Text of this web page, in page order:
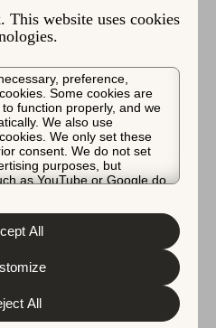
This website uses cookies
preference,
Some cookies are
function properly, and we
We also use
We only set these
consent. We do not set
purposes, but
as YouTube or Google do.
personal data and the
read our
customize your cookie settings
the “Customize” button.
All
All
ンインサイト
ース
ービスへのアクセス